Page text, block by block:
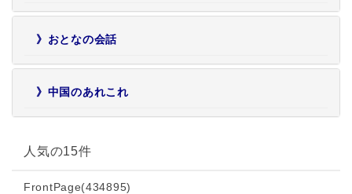
》おとなの会話
》中国のあれこれ
人気の15件
FrontPage(434895)